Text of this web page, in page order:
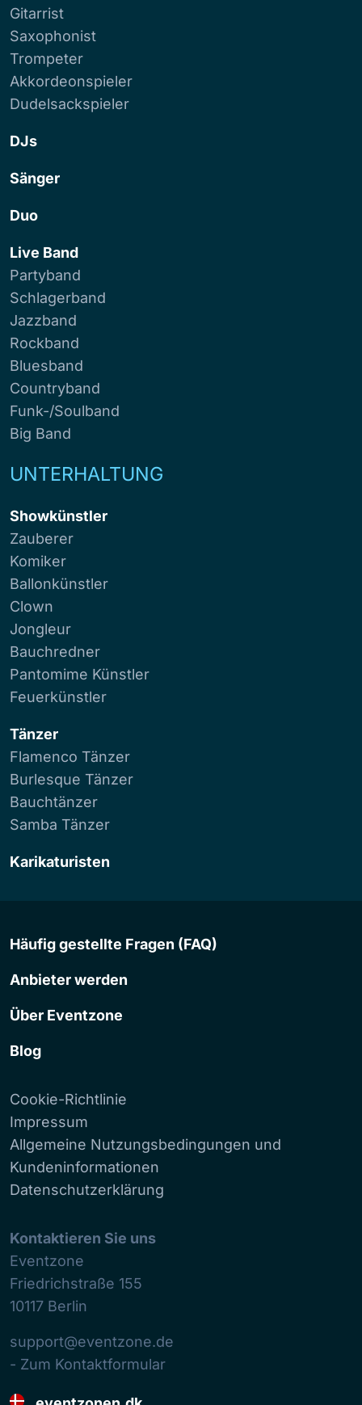
Gitarrist
Saxophonist
Trompeter
Akkordeonspieler
Dudelsackspieler
DJs
Sänger
Duo
Live Band
Partyband
Schlagerband
Jazzband
Rockband
Bluesband
Countryband
Funk-/Soulband
Big Band
UNTERHALTUNG
Showkünstler
Zauberer
Komiker
Ballonkünstler
Clown
Jongleur
Bauchredner
Pantomime Künstler
Feuerkünstler
Tänzer
Flamenco Tänzer
Burlesque Tänzer
Bauchtänzer
Samba Tänzer
Karikaturisten
Häufig gestellte Fragen (FAQ)
Anbieter werden
Über Eventzone
Blog
Cookie-Richtlinie
Impressum
Allgemeine Nutzungsbedingungen und
Kundeninformationen
Datenschutzerklärung
Kontaktieren Sie uns
Eventzone
Friedrichstraße 155
10117 Berlin
support@eventzone.de
- Zum Kontaktformular